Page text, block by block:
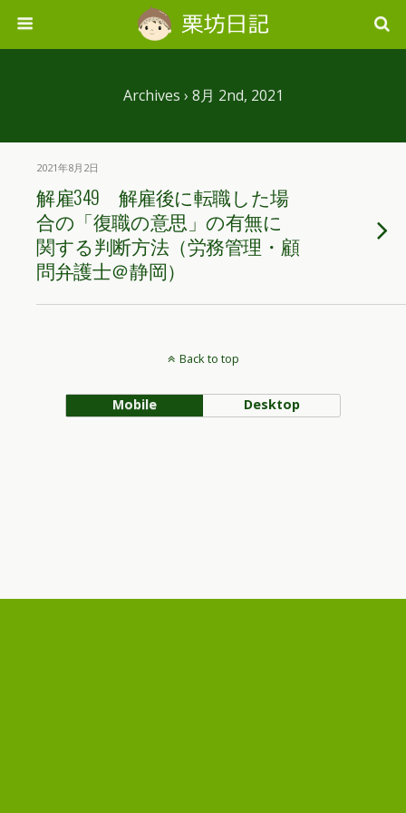
Archives › 8月 2nd, 2021
2021年8月2日
解雇349 解雇後に転職した場
合の「復職の意思」の有無に
関する判断方法（労務管理・顧
問弁護士＠静岡）
Back to top
Mobile Desktop